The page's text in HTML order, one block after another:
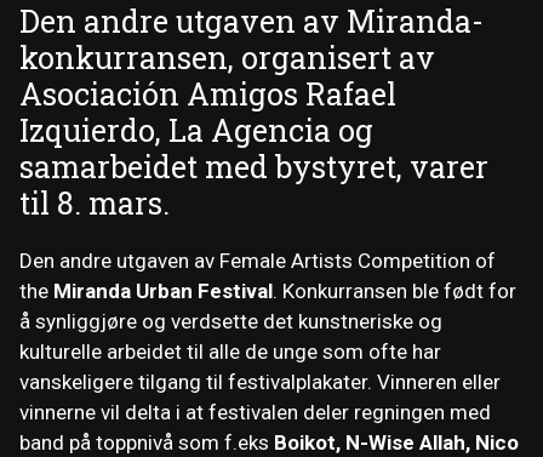
Den andre utgaven av Miranda-
konkurransen, organisert av
Asociación Amigos Rafael
Izquierdo, La Agencia og
samarbeidet med bystyret, varer
til 8. mars.
Den andre utgaven av Female Artists Competition of
the Miranda Urban Festival. Konkurransen ble født for
å synliggjøre og verdsette det kunstneriske og
kulturelle arbeidet til alle de unge som ofte har
vanskeligere tilgang til festivalplakater. Vinneren eller
vinnerne vil delta i at festivalen deler regningen med
band på toppnivå som f.eks Boikot, N-Wise Allah, Nico